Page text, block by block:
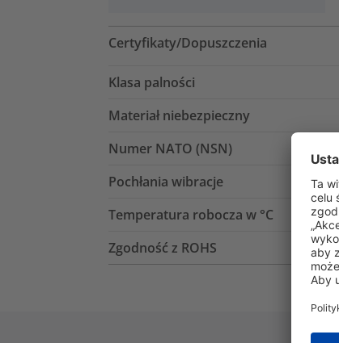
Certyfikaty/Dopuszczenia
Klasa palności
Materiał niebezpieczny
Numer NATO (NSN)
Pochłania wibracje
Temperatura robocza w °C
Zgodność z ROHS